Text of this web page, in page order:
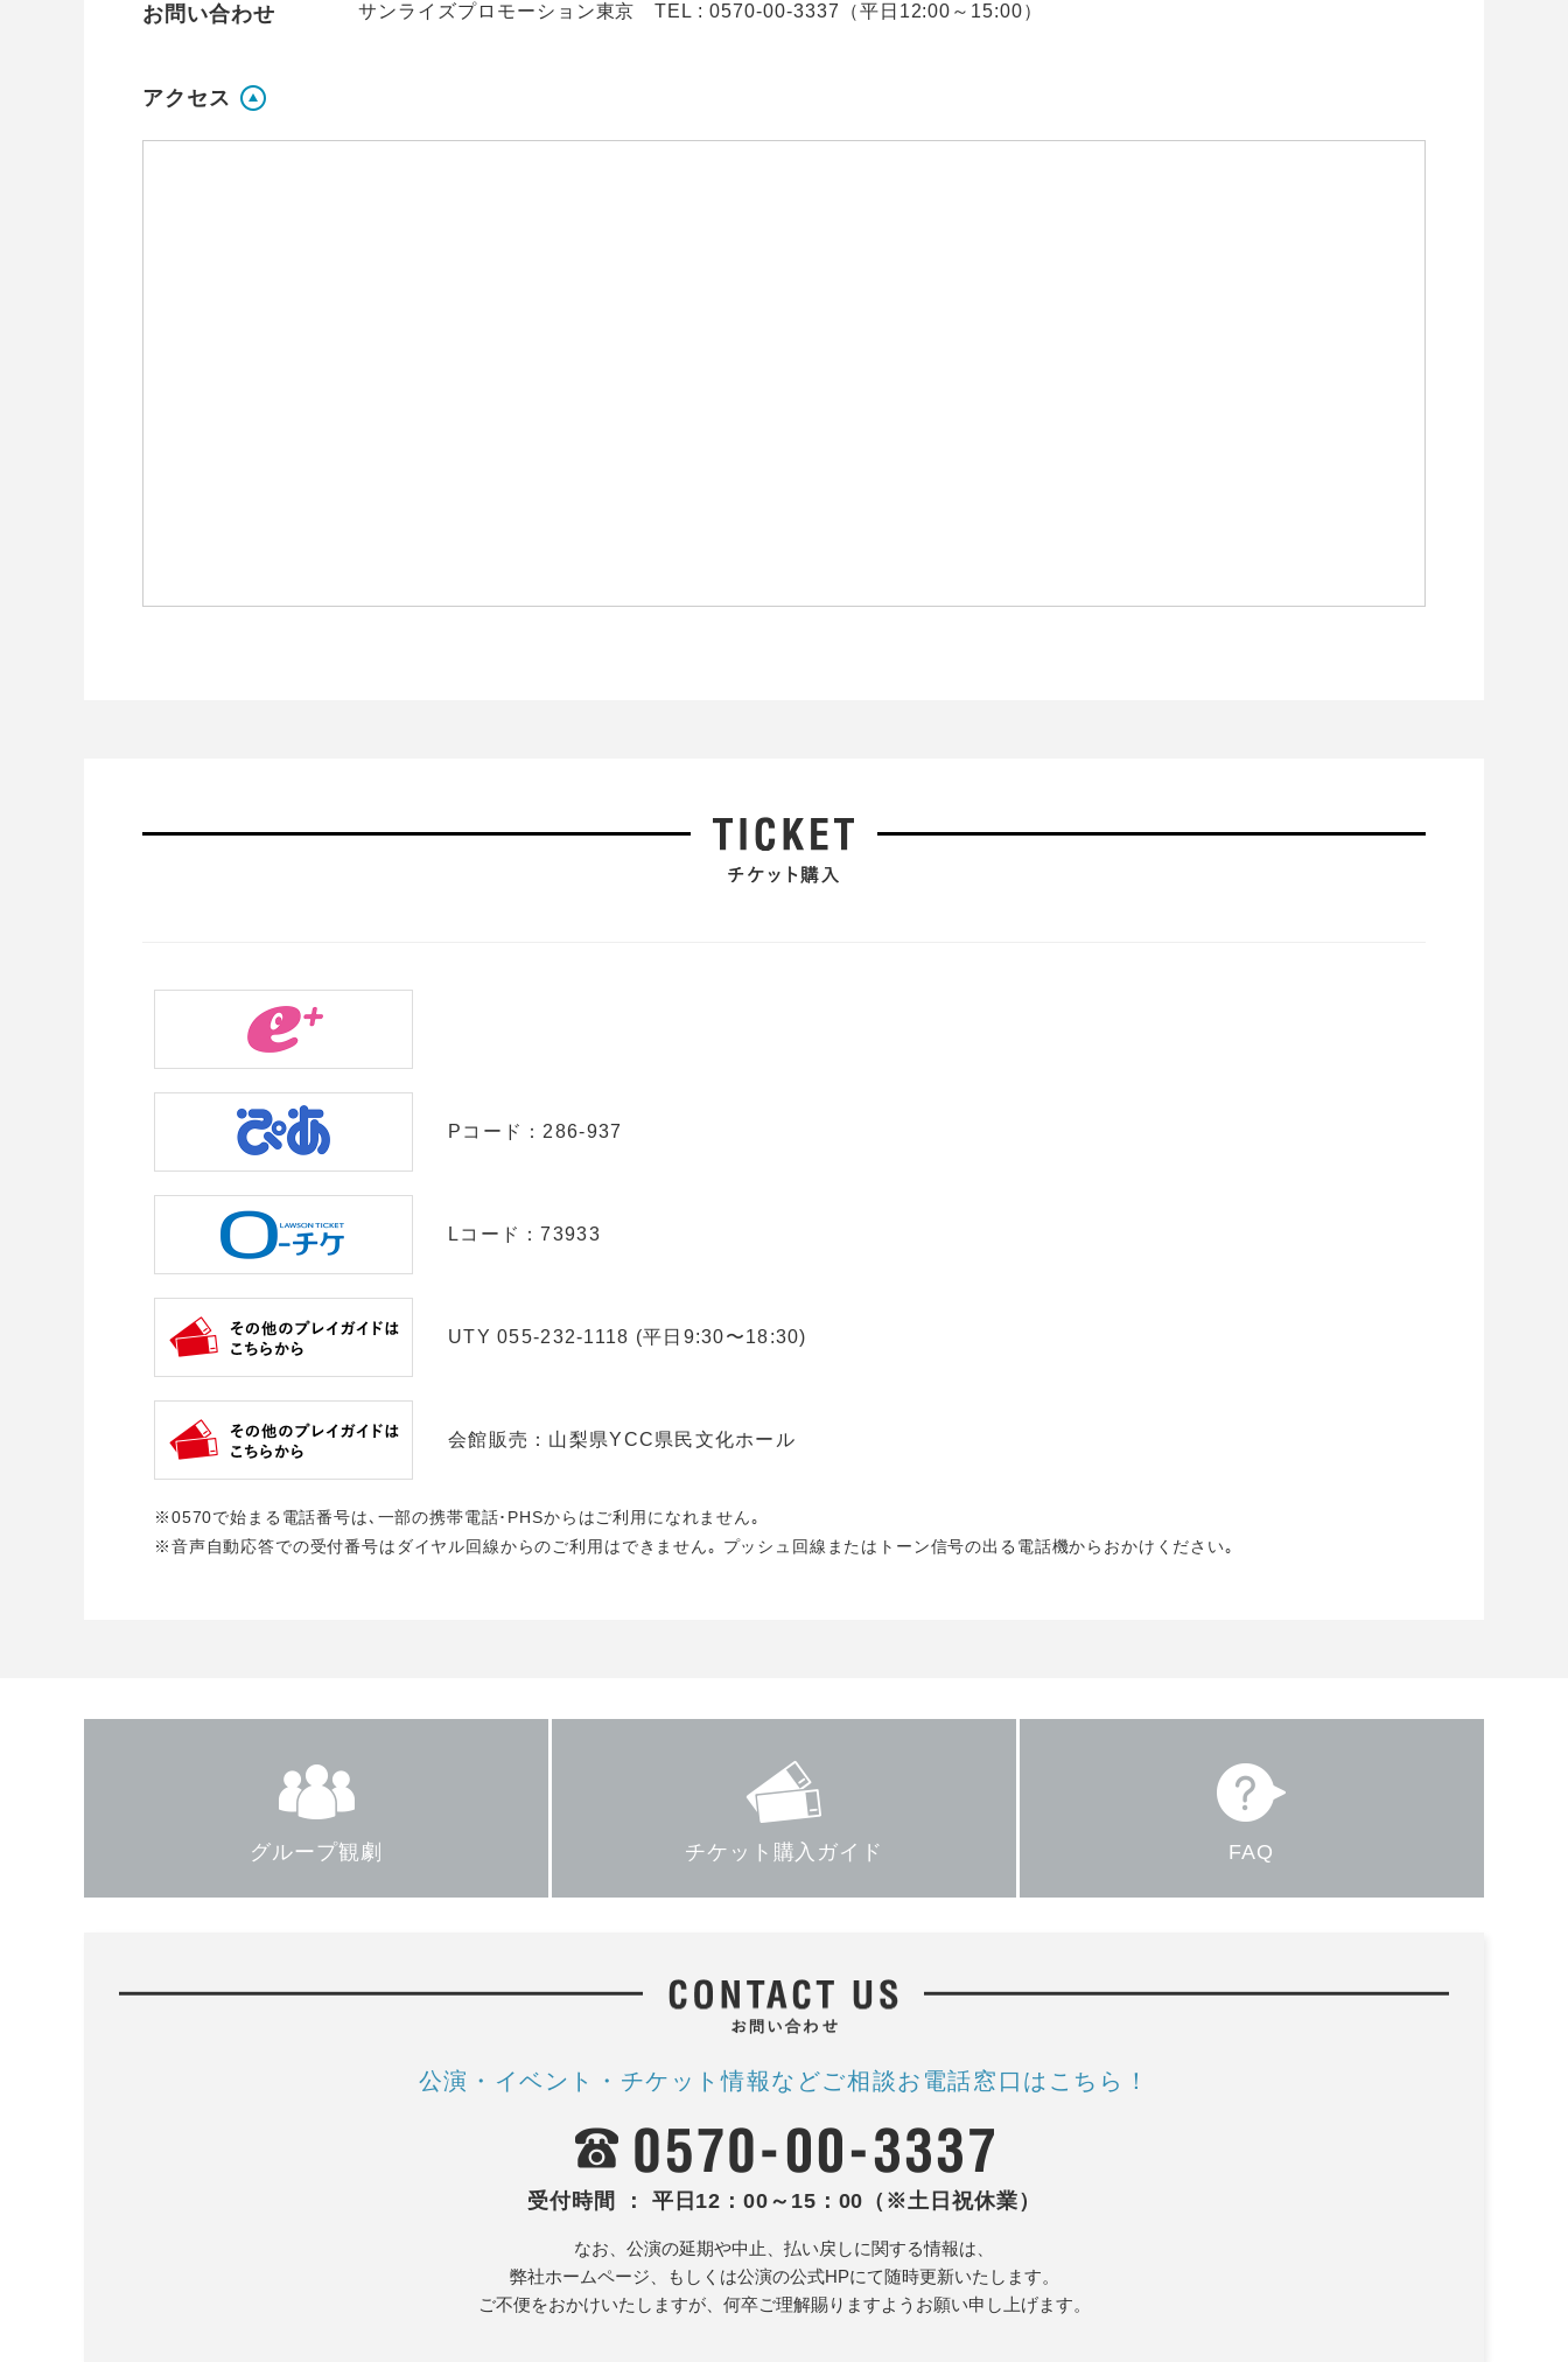
お問い合わせ サンライズプロモーション東京 TEL : 0570-00-3337（平日12:00～15:00）
アクセス
Pコード：286-937
Lコード：73933
UTY 055-232-1118 (平日9:30〜18:30)
会館販売：山梨県YCC県民文化ホール
※0570で始まる電話番号は､一部の携帯電話･PHSからはご利用になれません｡
※音声自動応答での受付番号はダイヤル回線からのご利用はできません｡ プッシュ回線またはトーン信号の出る電話機からおかけください｡
グループ観劇 チケット購入ガイド FAQ
公演・イベント・チケット情報などご相談お電話窓口はこちら！
受付時間 ： 平日12：00～15：00（※土日祝休業）
なお、公演の延期や中止、払い戻しに関する情報は、
弊社ホームページ、もしくは公演の公式HPにて随時更新いたします。
ご不便をおかけいたしますが、何卒ご理解賜りますようお願い申し上げます。